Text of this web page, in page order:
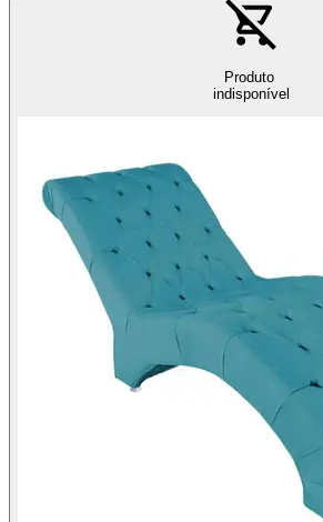
Produto
indisponível